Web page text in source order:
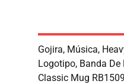
Gojira, Música,
Logotipo, Banda De
Classic Mug RB1509